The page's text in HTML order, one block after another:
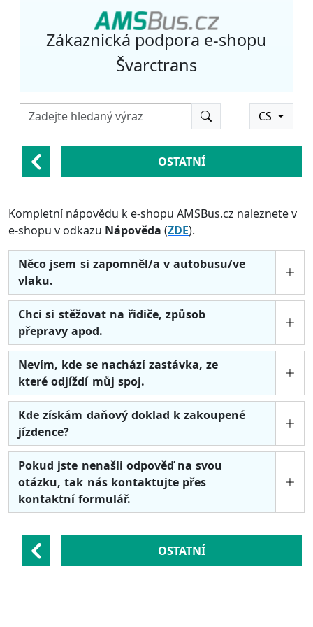
Zákaznická podpora e-shopu
Švarctrans
CS
OSTATNÍ
Kompletní nápovědu k e-shopu AMSBus.cz naleznete v
e-shopu v odkazu Nápověda (ZDE).
Něco jsem si zapomněl/a v autobusu/ve
vlaku.
Chci si stěžovat na řidiče, způsob
přepravy apod.
Nevím, kde se nachází zastávka, ze
které odjíždí můj spoj.
Kde získám daňový doklad k zakoupené
jízdence?
Pokud jste nenašli odpověď na svou
otázku, tak nás kontaktujte přes
kontaktní formulář.
OSTATNÍ